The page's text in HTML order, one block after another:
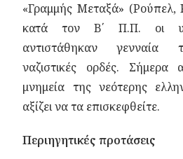
«Γραμμής Μεταξά»
κατά τον Β΄ Π.Π. οι
αντιστάθηκαν γενναία
ναζιστικές ορδές. Σήμερα
μνημεία της νεότερης
αξίζει να τα επισκεφθείτε.
Περιηγητικές προτάσεις